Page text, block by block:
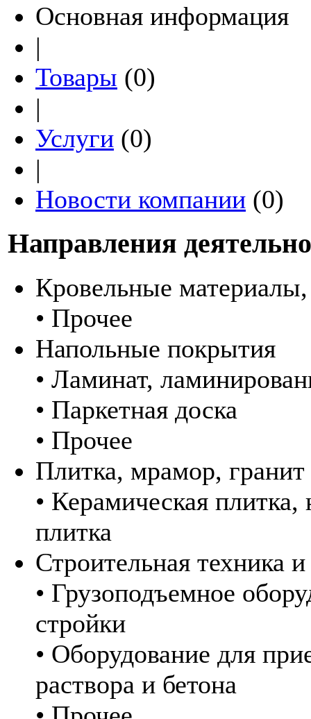
Основная информация
|
Товары (0)
|
Услуги (0)
|
Новости компании (0)
Направления
Кровельные материалы,
• Прочее
Напольные покрытия
• Ламинат,
• Паркетная доска
• Прочее
Плитка, мрамор, гранит
• Керамическая плитка,
плитка
Строительная техника
• Грузоподъемное
стройки
• Оборудование для
раствора и бетона